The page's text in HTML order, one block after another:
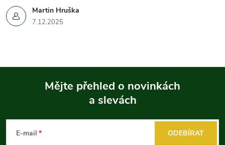
Martin Hruška
7.12.2025
Mějte přehled o novinkách
a slevách
E-mail ODEBÍRAT